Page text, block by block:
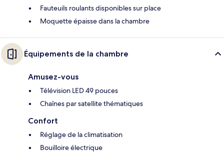
Fauteuils roulants disponibles sur place
Moquette épaisse dans la chambre
Équipements de la chambre
Amusez-vous
Télévision LED 49 pouces
Chaînes par satellite thématiques
Confort
Réglage de la climatisation
Bouilloire électrique